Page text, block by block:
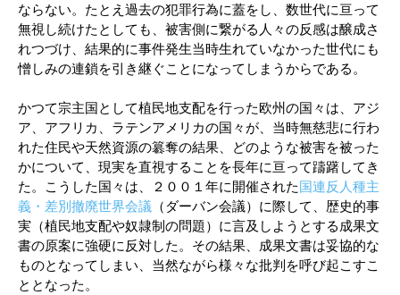
ならない。たとえ過去の犯罪行為に蓋をし、数世代に亘って
無視し続けたとしても、被害側に繋がる人々の反感は醸成さ
れつづけ、結果的に事件発生当時生れていなかった世代にも
憎しみの連鎖を引き継ぐことになってしまうからである。
かつて宗主国として植民地支配を行った欧州の国々は、アジ
ア、アフリカ、ラテンアメリカの国々が、当時無慈悲に行わ
れた住民や天然資源の簒奪の結果、どのような被害を被った
かについて、現実を直視することを長年に亘って躊躇してき
た。こうした国々は、２００１年に開催された国連反人種主
義・差別撤廃世界会議 （ダーバン会議）に際して、歴史的事
実（植民地支配や奴隷制の問題）に言及しようとする成果文
書の原案に強硬に反対した。その結果、成果文書は妥協的な
ものとなってしまい、当然ながら様々な批判を呼び起こすこ
ととなった。